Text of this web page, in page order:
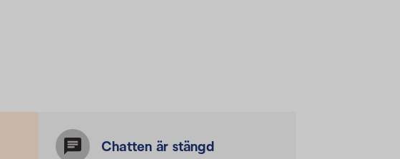
Chatten är stängd